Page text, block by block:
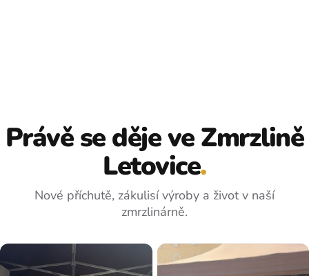
Právě se děje ve Zmrzlině
Letovice.
Nové příchutě, zákulisí výroby a život v naší
zmrzlinárně.